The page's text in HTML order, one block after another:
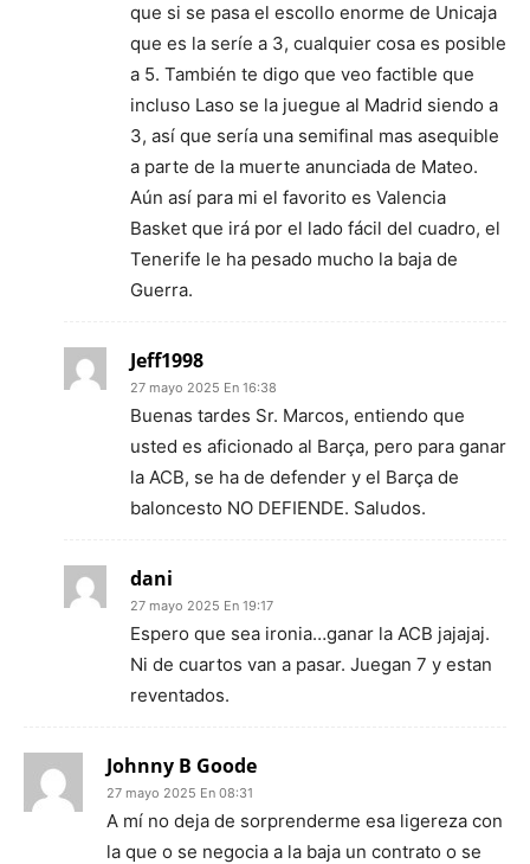
que si se pasa el escollo enorme de Unicaja
que es la seríe a 3, cualquier cosa es posible
a 5. También te digo que veo factible que
incluso Laso se la juegue al Madrid siendo a
3, así que sería una semifinal mas asequible
a parte de la muerte anunciada de Mateo.
Aún así para mi el favorito es Valencia
Basket que irá por el lado fácil del cuadro, el
Tenerife le ha pesado mucho la baja de
Guerra.
Jeff1998
27 mayo 2025 En 16:38
Buenas tardes Sr. Marcos, entiendo que
usted es aficionado al Barça, pero para ganar
la ACB, se ha de defender y el Barça de
baloncesto NO DEFIENDE. Saludos.
dani
27 mayo 2025 En 19:17
Espero que sea ironia…ganar la ACB jajajaj.
Ni de cuartos van a pasar. Juegan 7 y estan
reventados.
Johnny B Goode
27 mayo 2025 En 08:31
A mí no deja de sorprenderme esa ligereza con
la que o se negocia a la baja un contrato o se